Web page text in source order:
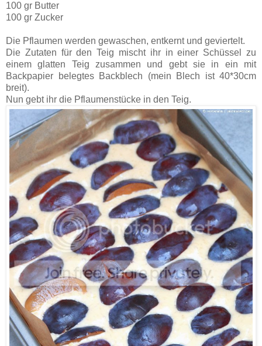
100 gr Butter
100 gr Zucker
Die Pflaumen werden gewaschen, entkernt und geviertelt.
Die Zutaten für den Teig mischt ihr in einer Schüssel zu
einem glatten Teig zusammen und gebt sie in ein mit
Backpapier belegtes Backblech (mein Blech ist 40*30cm
breit).
Nun gebt ihr die Pflaumenstücke in den Teig.